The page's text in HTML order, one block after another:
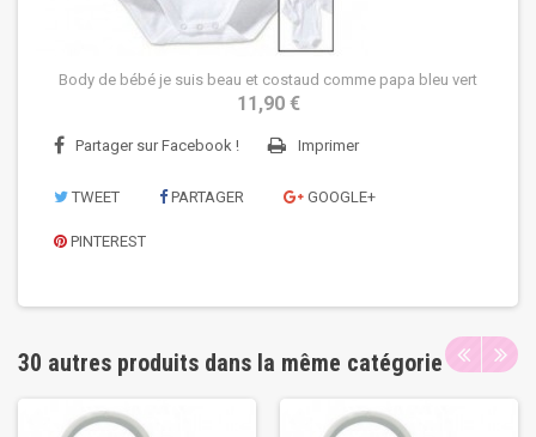
Body de bébé je suis beau et costaud comme papa bleu vert
11,90 €
Partager sur Facebook ! Imprimer
TWEET PARTAGER GOOGLE+
PINTEREST
30 autres produits dans la même catégorie